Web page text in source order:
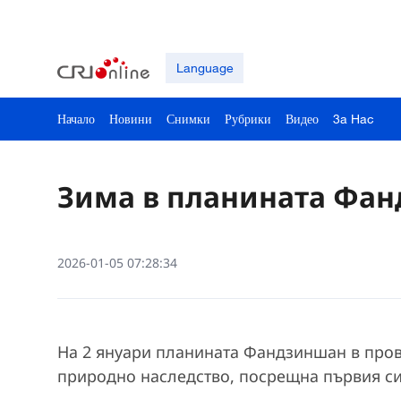
Language
Начало Новини Снимки Рубрики Видео 3a Hac
Зима в планината
2026-01-05 07:28:34
На 2 януари планината Фандзиншан в
природно наследство, посрещна първия